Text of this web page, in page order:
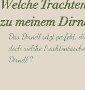
Welche
zu meinem
Das Dirndl sitzt perfekt,
doch welche
Dirndl ?